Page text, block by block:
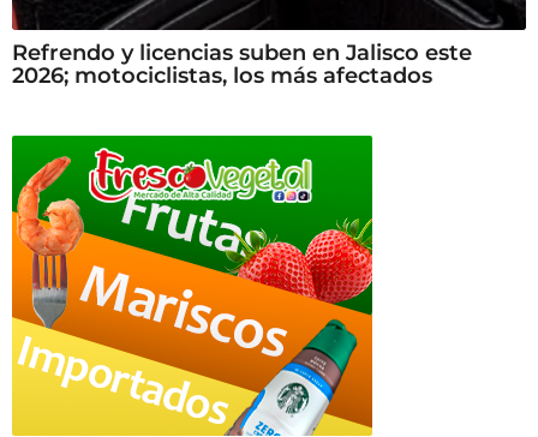
Refrendo y licencias suben en Jalisco este
2026; motociclistas, los más afectados